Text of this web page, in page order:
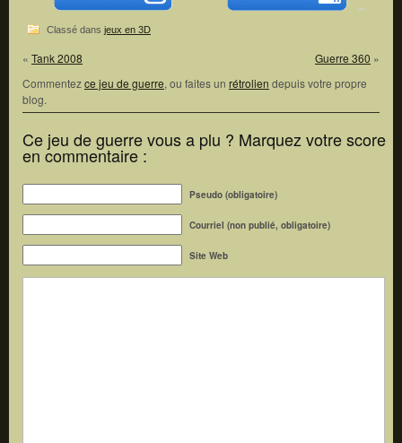
Classé dans jeux en 3D
« Tank 2008 Guerre 360 »
Commentezce jeu de guerre, ou faites un rétrolien depuis votre propre
blog.
Ce jeu de guerre vous a plu ? Marquez votre score
en commentaire :
Pseudo (obligatoire)
Courriel (non publié, obligatoire)
Site Web